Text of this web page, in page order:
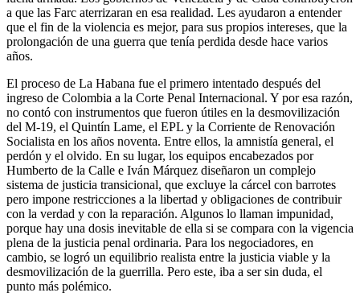
a que las Farc aterrizaran en esa realidad. Les ayudaron a entender
que el fin de la violencia es mejor, para sus propios intereses, que la
prolongación de una guerra que tenía perdida desde hace varios
años.
El proceso de La Habana fue el primero intentado después del
ingreso de Colombia a la Corte Penal Internacional. Y por esa razón,
no contó con instrumentos que fueron útiles en la desmovilización
del M-19, el Quintín Lame, el EPL y la Corriente de Renovación
Socialista en los años noventa. Entre ellos, la amnistía general, el
perdón y el olvido. En su lugar, los equipos encabezados por
Humberto de la Calle e Iván Márquez diseñaron un complejo
sistema de justicia transicional, que excluye la cárcel con barrotes
pero impone restricciones a la libertad y obligaciones de contribuir
con la verdad y con la reparación. Algunos lo llaman impunidad,
porque hay una dosis inevitable de ella si se compara con la vigencia
plena de la justicia penal ordinaria. Para los negociadores, en
cambio, se logró un equilibrio realista entre la justicia viable y la
desmovilización de la guerrilla. Pero este, iba a ser sin duda, el
punto más polémico.